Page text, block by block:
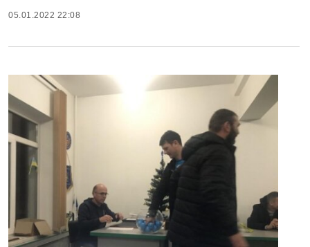
05.01.2022 22:08